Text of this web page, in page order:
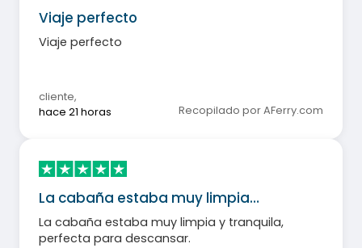
Viaje perfecto
Viaje perfecto
cliente,
hace 21 horas
Recopilado por AFerry.com
La cabaña estaba muy limpia…
La cabaña estaba muy limpia y tranquila,
perfecta para descansar.